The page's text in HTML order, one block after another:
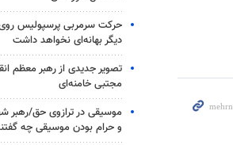
حرکت سرمربی پرسپولیس روی
دیگر بهانه‌ای نخواهد داشت
تصویر جدیدی از رهبر معظم
مجتبی خامنه‌ای
موسیقی در ترازوی حق/رهبر
و حرام بودن موسیقی چه